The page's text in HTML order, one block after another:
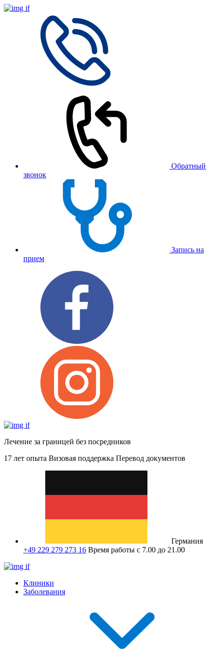
Обратный
звонок
Запись на
прием
Лечение за границей без посредников
17 лет опыта Визовая поддержка Перевод документов
Германия
+49 229 279 273 16 Время работы с 7.00 до 21.00
Клиники
Заболевания